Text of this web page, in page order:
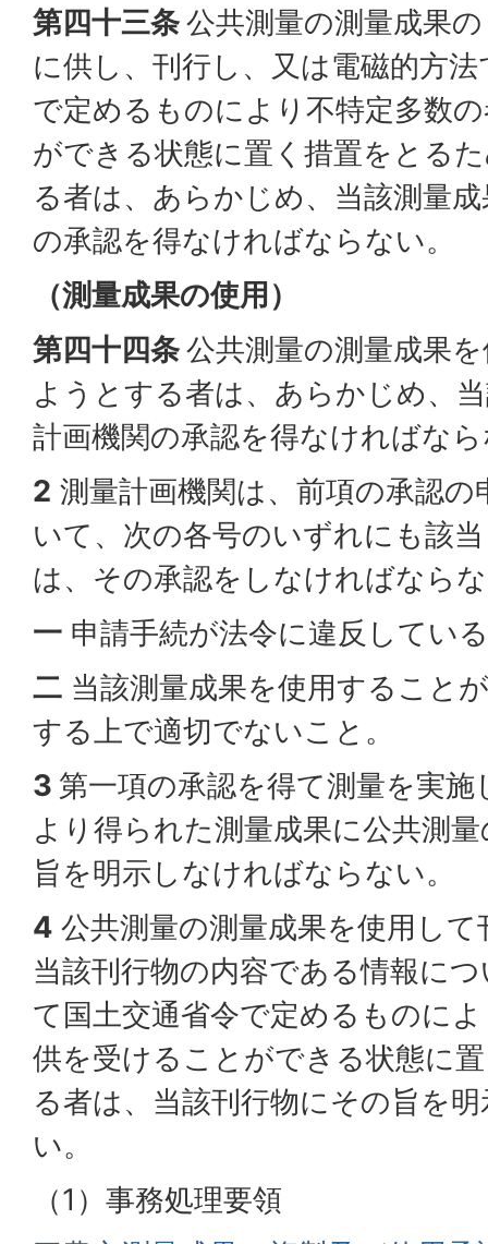
第四十三条公共測量の測量成果
に供し、刊行し、又は電磁的方
で定めるものにより不特定多数
ができる状態に置く措置をとる
る者は、あらかじめ、当該測量
の承認を得なければならない。
（測量成果の使用）
第四十四条公共測量の測量成果
ようとする者は、あらかじめ、
計画機関の承認を得なければな
2 測量計画機関は、前項の承認
いて、次の各号のいずれにも該
は、その承認をしなければなら
一 申請手続が法令に違反してい
二 当該測量成果を使用すること
する上で適切でないこと。
3 第一項の承認を得て測量を実
より得られた測量成果に公共測
旨を明示しなければならない。
4 公共測量の測量成果を使用し
当該刊行物の内容である情報に
て国土交通省令で定めるものに
供を受けることができる状態に
る者は、当該刊行物にその旨を
い。
（1）事務処理要領